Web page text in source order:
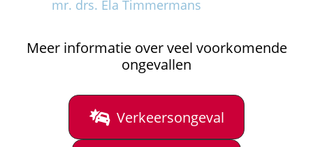
mr. drs. Ela Timmermans
Meer informatie over veel voorkomende
ongevallen
Verkeersongeval